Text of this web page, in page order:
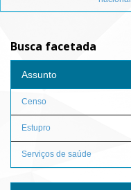
Busca facetada
Assunto
Censo
Estupro
Serviços de saúde